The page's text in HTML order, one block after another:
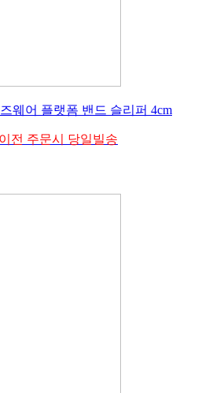
웨어 플랫폼 밴드 슬리퍼 4cm
전 주문시 당일빌송